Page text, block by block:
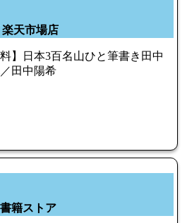
天市場店
料】日本3百名山ひと筆書き田中
田中陽希
籍ストア